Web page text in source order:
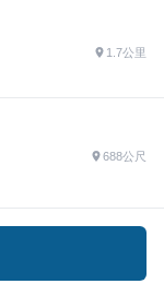
1.7公里
688公尺